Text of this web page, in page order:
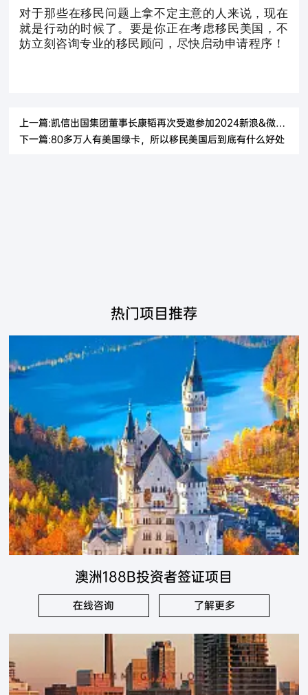
对于那些在移民问题上拿不定主意的人来说，现在
就是行动的时候了。要是你正在考虑移民美国，不
妨立刻咨询专业的移民顾问，尽快启动申请程序！
下一篇:80多万人有美国绿卡，所以移民美国后到底有什么好处
热门项目推荐
澳洲188B投资者签证项目
在线咨询 了解更多